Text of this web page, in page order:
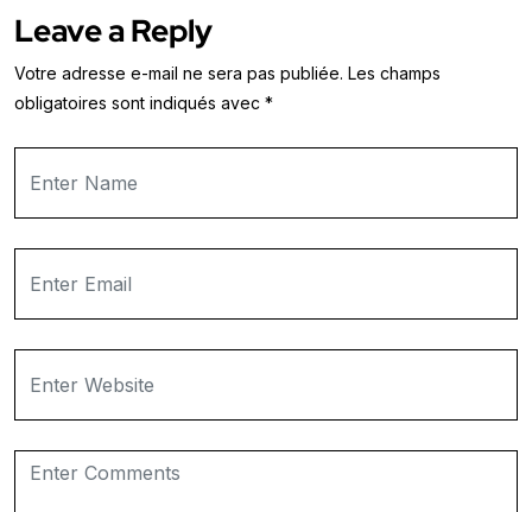
Leave a Reply
Votre adresse e-mail ne sera pas publiée. Les champs
obligatoires sont indiqués avec *